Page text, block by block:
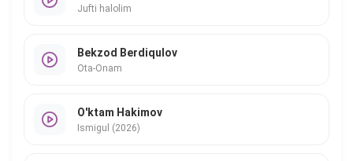
Jufti halolim
Bekzod Berdiqulov
Ota-Onam
O'ktam Hakimov
Ismigul (2026)